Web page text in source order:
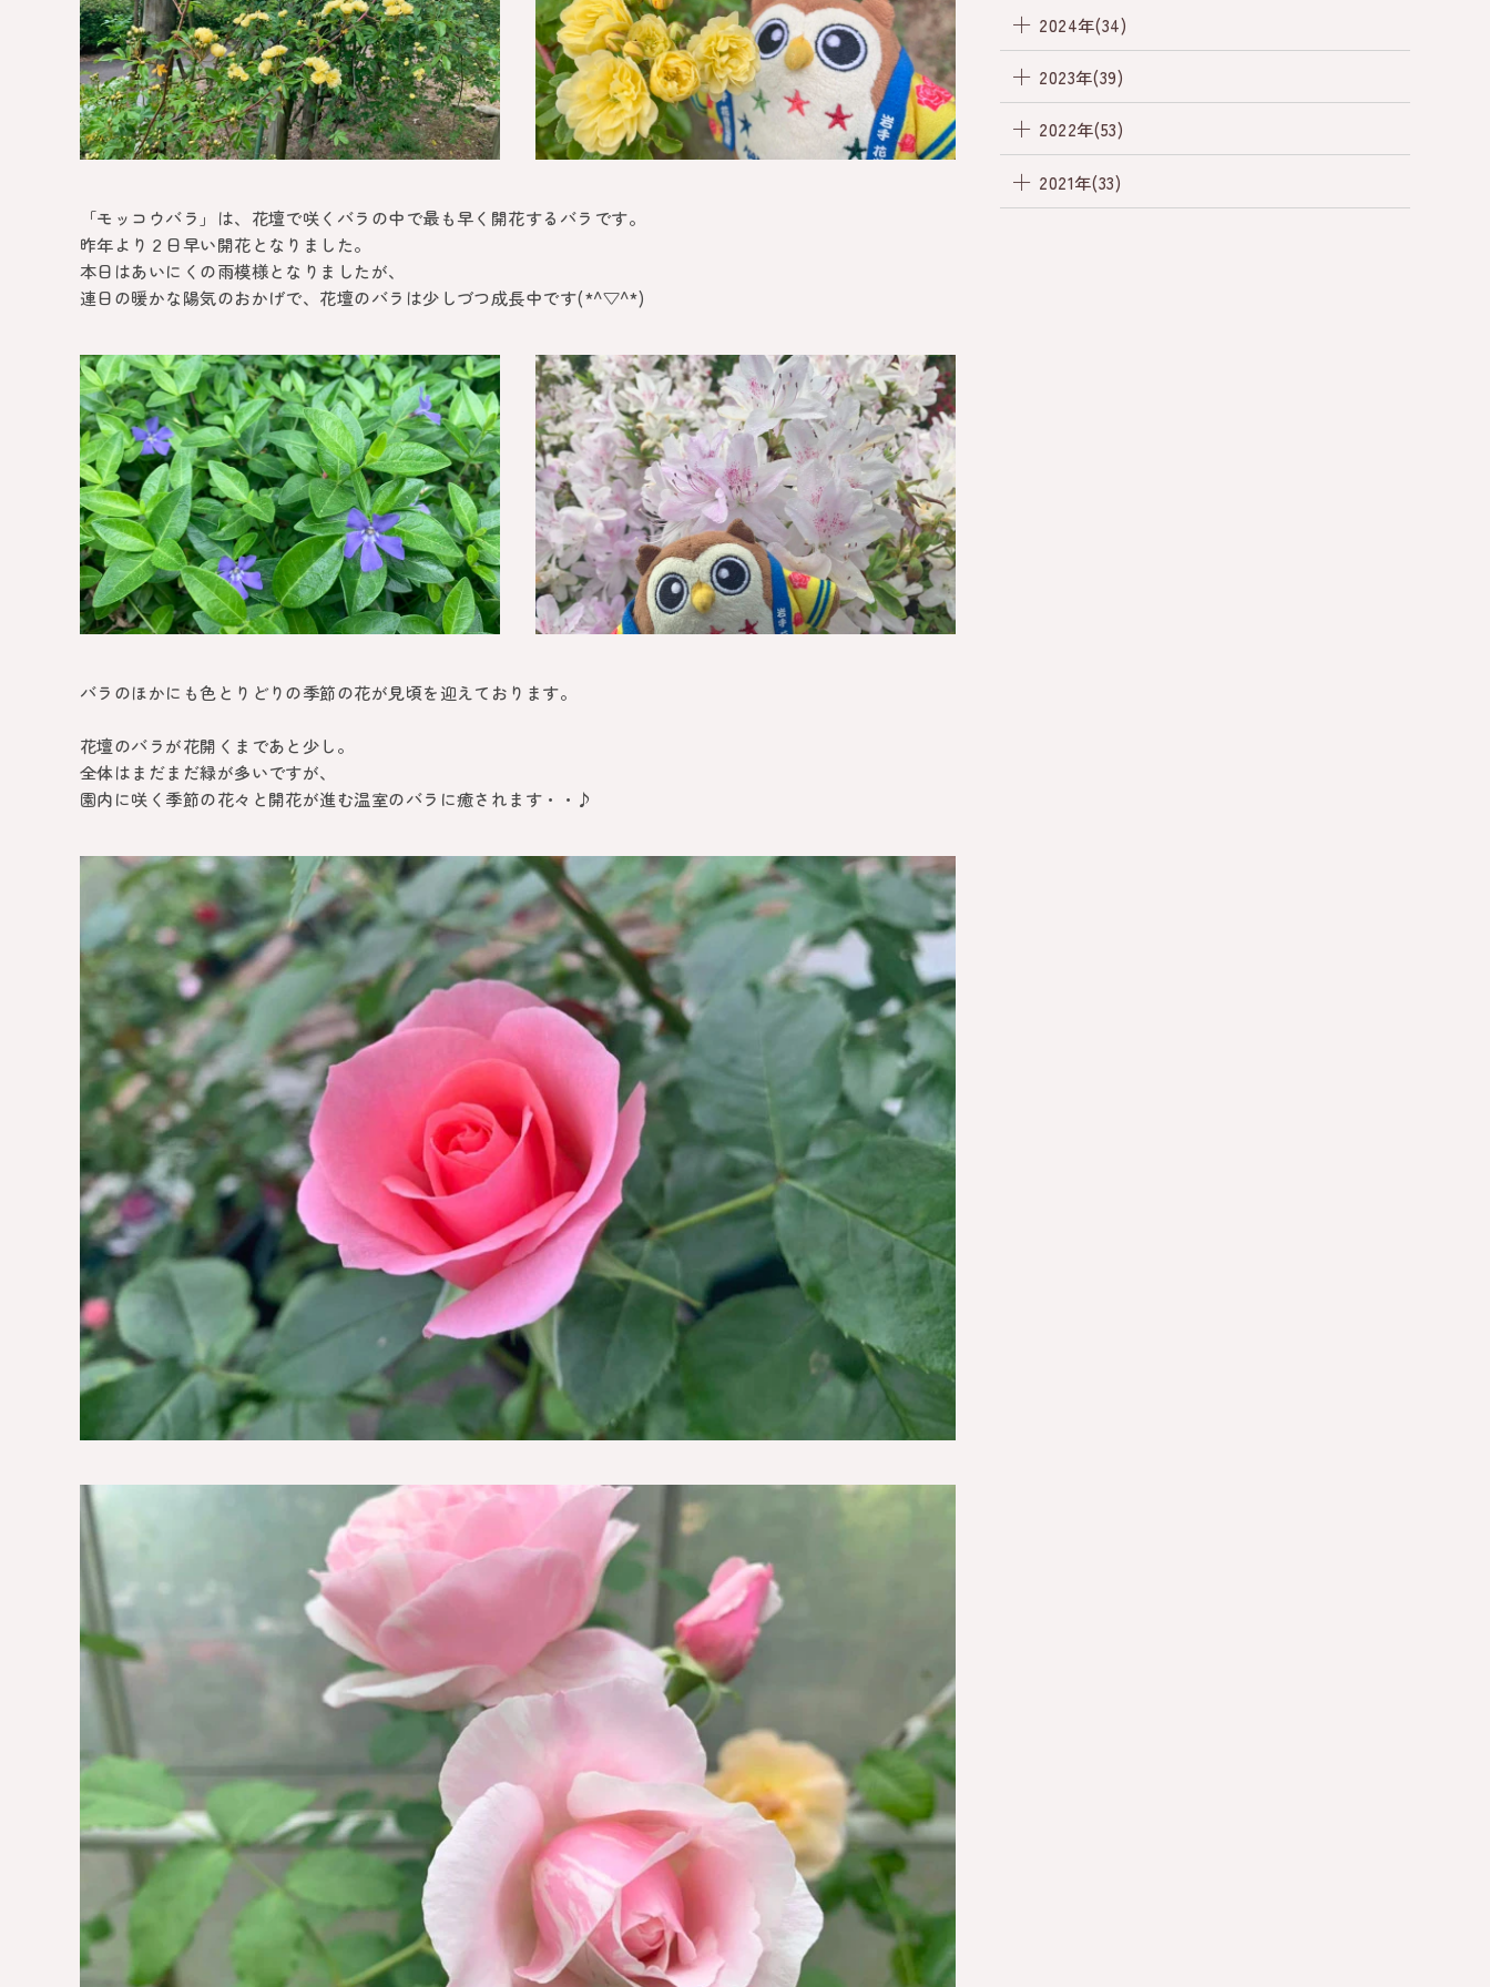
「モッコウバラ」は、花壇で咲くバラの中で最も早く開花するバラです。
昨年より２日早い開花となりました。
本日はあいにくの雨模様となりましたが、
連日の暖かな陽気のおかげで、花壇のバラは少しづつ成長中です(*^▽^*)
バラのほかにも色とりどりの季節の花が見頃を迎えております。
花壇のバラが花開くまであと少し。
全体はまだまだ緑が多いですが、
園内に咲く季節の花々と開花が進む温室のバラに癒されます・・♪
2024年(34)
2023年(39)
2022年(53)
2021年(33)